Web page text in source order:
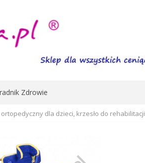
Zdrowie
ortopedyczny dla dzieci, krzesło do rehabilitacji